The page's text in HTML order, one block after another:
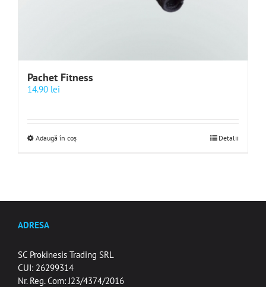
Pachet Fitness
14.90 lei
Adaugă în coș Detalii
ADRESA
SC Prokinesis Trading SRL
CUI: 26299314
Nr. Reg. Com: J23/4374/2016